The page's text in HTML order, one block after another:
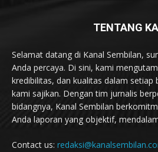
TENTANG
Selamat datang di Kanal Sembilan,
Anda percaya. Di sini, kami
kredibilitas, dan kualitas dalam setiap
kami sajikan. Dengan tim jurnalis
bidangnya, Kanal Sembilan
Anda laporan yang objektif,
Contact us: